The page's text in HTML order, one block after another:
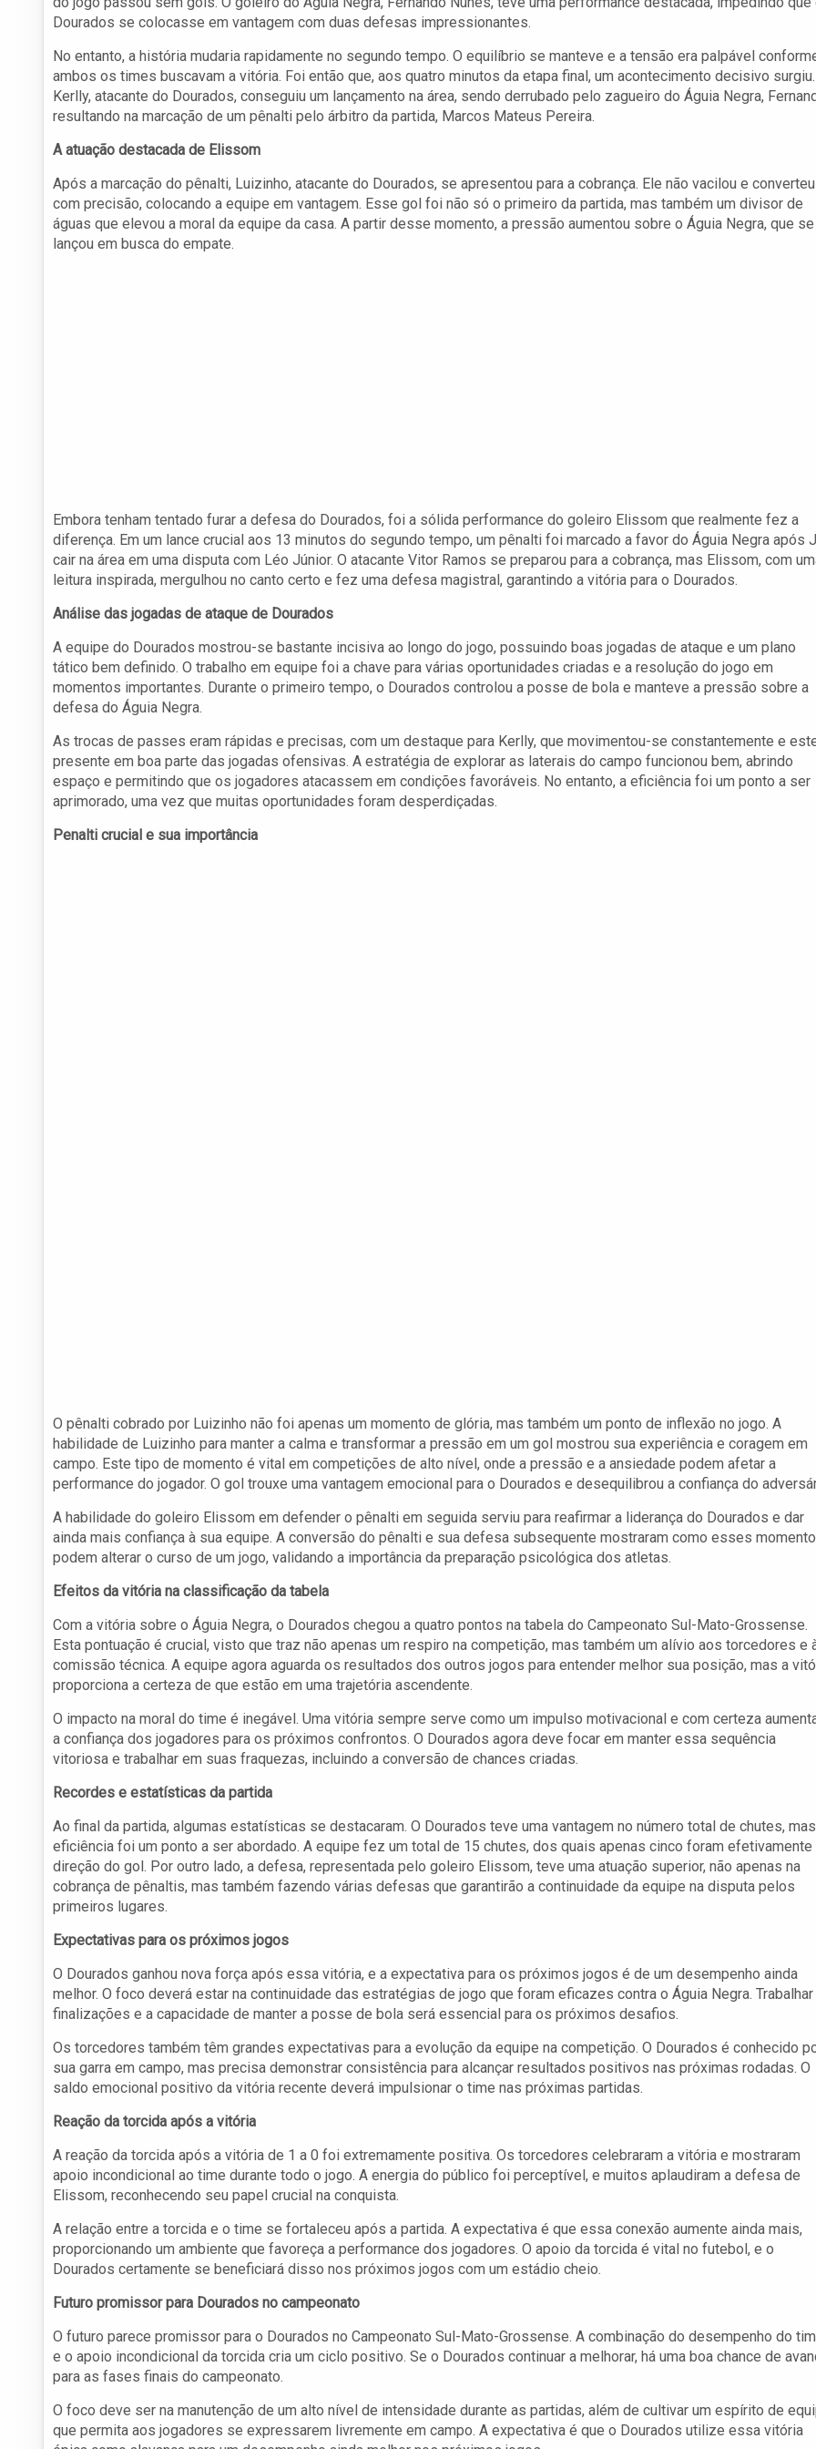
Dourados se colocasse em vantagem com duas defesas impressionantes.
No entanto, a história mudaria rapidamente no segundo tempo. O equilíbrio se manteve e a tensão era palpável
ambos os times buscavam a vitória. Foi então que, aos quatro minutos da etapa final, um acontecimento decisivo surgiu.
Kerlly, atacante do Dourados, conseguiu um lançamento na área, sendo derrubado pelo zagueiro do Águia Negra,
resultando na marcação de um pênalti pelo árbitro da partida, Marcos Mateus Pereira.
A atuação destacada de Elissom
Após a marcação do pênalti, Luizinho, atacante do Dourados, se apresentou para a cobrança. Ele não vacilou e converteu
com precisão, colocando a equipe em vantagem. Esse gol foi não só o primeiro da partida, mas também um divisor de
águas que elevou a moral da equipe da casa. A partir desse momento, a pressão aumentou sobre o Águia Negra, que se
lançou em busca do empate.
Embora tenham tentado furar a defesa do Dourados, foi a sólida performance do goleiro Elissom que realmente fez a
diferença. Em um lance crucial aos 13 minutos do segundo tempo, um pênalti foi marcado a favor do Águia Negra após
cair na área em uma disputa com Léo Júnior. O atacante Vitor Ramos se preparou para a cobrança, mas Elissom, com
leitura inspirada, mergulhou no canto certo e fez uma defesa magistral, garantindo a vitória para o Dourados.
Análise das jogadas de ataque de Dourados
A equipe do Dourados mostrou-se bastante incisiva ao longo do jogo, possuindo boas jogadas de ataque e um plano
tático bem definido. O trabalho em equipe foi a chave para várias oportunidades criadas e a resolução do jogo em
momentos importantes. Durante o primeiro tempo, o Dourados controlou a posse de bola e manteve a pressão sobre a
defesa do Águia Negra.
As trocas de passes eram rápidas e precisas, com um destaque para Kerlly, que movimentou-se constantemente e
presente em boa parte das jogadas ofensivas. A estratégia de explorar as laterais do campo funcionou bem, abrindo
espaço e permitindo que os jogadores atacassem em condições favoráveis. No entanto, a eficiência foi um ponto a ser
aprimorado, uma vez que muitas oportunidades foram desperdiçadas.
Penalti crucial e sua importância
O pênalti cobrado por Luizinho não foi apenas um momento de glória, mas também um ponto de inflexão no jogo. A
habilidade de Luizinho para manter a calma e transformar a pressão em um gol mostrou sua experiência e coragem em
campo. Este tipo de momento é vital em competições de alto nível, onde a pressão e a ansiedade podem afetar a
performance do jogador. O gol trouxe uma vantagem emocional para o Dourados e desequilibrou a confiança do
A habilidade do goleiro Elissom em defender o pênalti em seguida serviu para reafirmar a liderança do Dourados e dar
ainda mais confiança à sua equipe. A conversão do pênalti e sua defesa subsequente mostraram como esses
podem alterar o curso de um jogo, validando a importância da preparação psicológica dos atletas.
Efeitos da vitória na classificação da tabela
Com a vitória sobre o Águia Negra, o Dourados chegou a quatro pontos na tabela do Campeonato Sul-Mato-Grossense.
Esta pontuação é crucial, visto que traz não apenas um respiro na competição, mas também um alívio aos torcedores e
comissão técnica. A equipe agora aguarda os resultados dos outros jogos para entender melhor sua posição, mas a
proporciona a certeza de que estão em uma trajetória ascendente.
O impacto na moral do time é inegável. Uma vitória sempre serve como um impulso motivacional e com certeza
a confiança dos jogadores para os próximos confrontos. O Dourados agora deve focar em manter essa sequência
vitoriosa e trabalhar em suas fraquezas, incluindo a conversão de chances criadas.
Recordes e estatísticas da partida
Ao final da partida, algumas estatísticas se destacaram. O Dourados teve uma vantagem no número total de chutes,
eficiência foi um ponto a ser abordado. A equipe fez um total de 15 chutes, dos quais apenas cinco foram efetivamente
direção do gol. Por outro lado, a defesa, representada pelo goleiro Elissom, teve uma atuação superior, não apenas na
cobrança de pênaltis, mas também fazendo várias defesas que garantirão a continuidade da equipe na disputa pelos
primeiros lugares.
Expectativas para os próximos jogos
O Dourados ganhou nova força após essa vitória, e a expectativa para os próximos jogos é de um desempenho ainda
melhor. O foco deverá estar na continuidade das estratégias de jogo que foram eficazes contra o Águia Negra. Trabalhar
finalizações e a capacidade de manter a posse de bola será essencial para os próximos desafios.
Os torcedores também têm grandes expectativas para a evolução da equipe na competição. O Dourados é conhecido
sua garra em campo, mas precisa demonstrar consistência para alcançar resultados positivos nas próximas rodadas. O
saldo emocional positivo da vitória recente deverá impulsionar o time nas próximas partidas.
Reação da torcida após a vitória
A reação da torcida após a vitória de 1 a 0 foi extremamente positiva. Os torcedores celebraram a vitória e mostraram
apoio incondicional ao time durante todo o jogo. A energia do público foi perceptível, e muitos aplaudiram a defesa de
Elissom, reconhecendo seu papel crucial na conquista.
A relação entre a torcida e o time se fortaleceu após a partida. A expectativa é que essa conexão aumente ainda mais,
proporcionando um ambiente que favoreça a performance dos jogadores. O apoio da torcida é vital no futebol, e o
Dourados certamente se beneficiará disso nos próximos jogos com um estádio cheio.
Futuro promissor para Dourados no campeonato
O futuro parece promissor para o Dourados no Campeonato Sul-Mato-Grossense. A combinação do desempenho do
e o apoio incondicional da torcida cria um ciclo positivo. Se o Dourados continuar a melhorar, há uma boa chance de
para as fases finais do campeonato.
O foco deve ser na manutenção de um alto nível de intensidade durante as partidas, além de cultivar um espírito de
que permita aos jogadores se expressarem livremente em campo. A expectativa é que o Dourados utilize essa vitória